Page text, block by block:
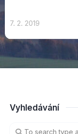
7. 2. 2019
Vyhledávání